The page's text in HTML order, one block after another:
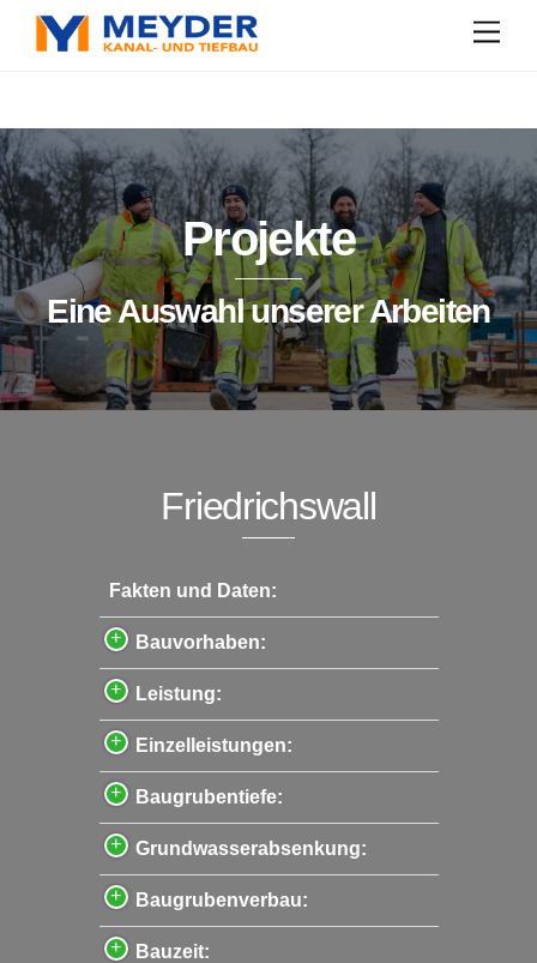
Skip
Projekte
Eine Auswahl unserer Arbeiten
Friedrichswall
Fakten und Daten:
Bauvorhaben:
Leistung:
Einzelleistungen:
Baugrubentiefe:
Grundwasserabsenkung:
Baugrubenverbau:
Bauzeit: